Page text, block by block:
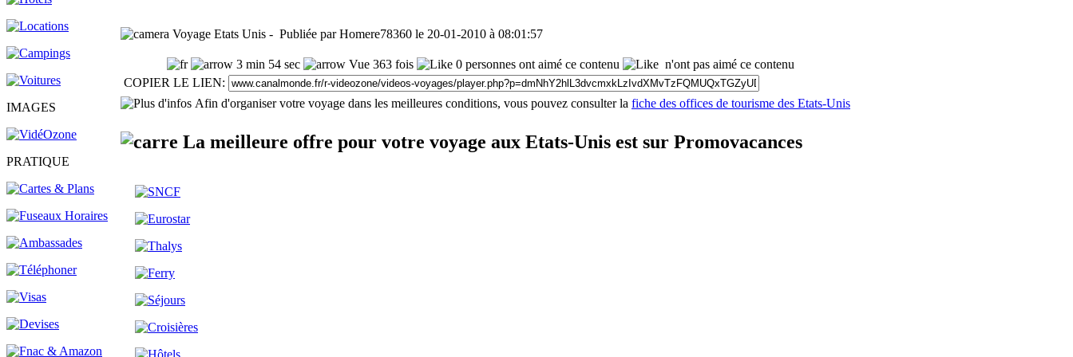
IMAGES
PRATIQUE
Voyage Etats Unis - Publiée par Homere78360 le 20-01-2010 à 08:01:57
3 min 54 sec Vue 363 fois 0 personnes ont aimé ce contenu
n'ont pas aimé ce contenu
COPIER LE LIEN:
Afin d'organiser votre voyage dans les meilleures conditions, vous pouvez consulter la fiche des offices de tourisme des Etats-Unis
La meilleure offre pour votre voyage aux Etats-Unis est sur Promovacances